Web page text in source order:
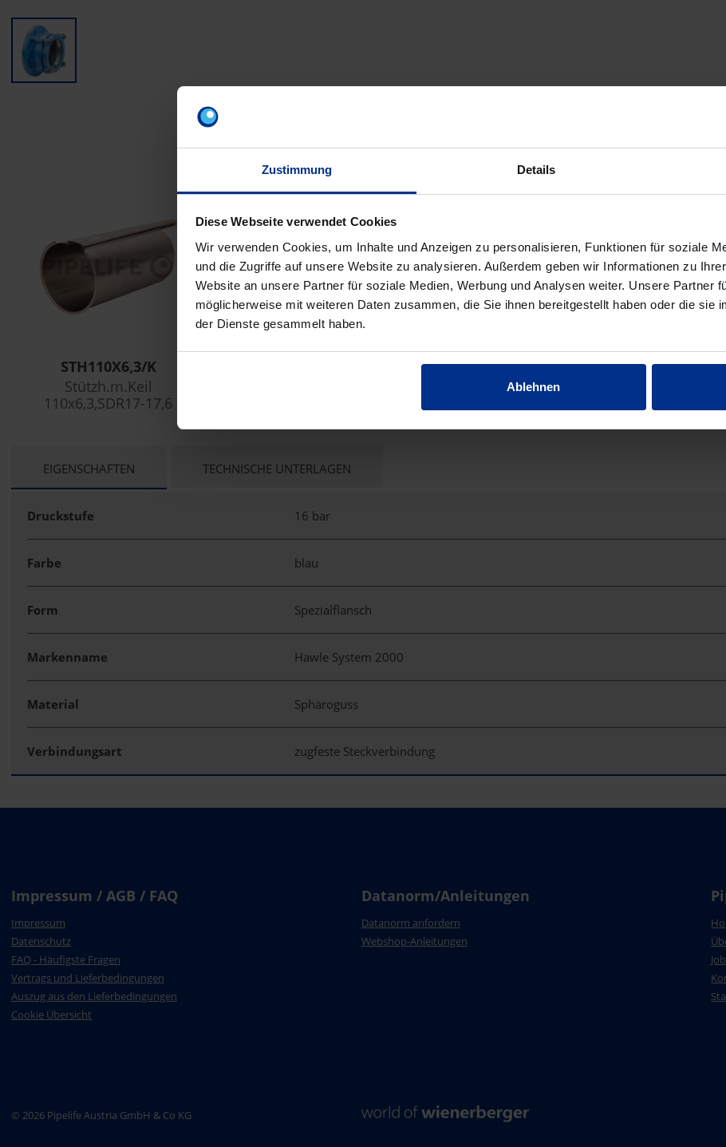
Zustimmung Details
Diese Webseite verwendet Cookies
Wir verwenden Cookies, um Inhalte und Anzeigen zu personalisieren, Funktionen für soziale
und die Zugriffe auf unsere Website zu analysieren. Außerdem geben wir Informationen zu
Website an unsere Partner für soziale Medien, Werbung und Analysen weiter. Unsere Partner
möglicherweise mit weiteren Daten zusammen, die Sie ihnen bereitgestellt haben oder die sie
der Dienste gesammelt haben.
Ablehnen
ZUBEHÖR/WERKZEUG/
STH110X6,3/K
Stützh.m.Keil
110x6,3,SDR17-17,6
CURRENT
EIGENSCHAFTEN TECHNISCHE UNTERLAGEN
Druckstufe 16 bar
Farbe blau
Form Spezialflansch
Markenname Hawle System 2000
Material Sphäroguss
Verbindungsart zugfeste Steckverbindung
Impressum / AGB / FAQ
Impressum
Datenschutz
FAQ - Häufigste Fragen
Vertrags und Lieferbedingungen
Auszug aus den Lieferbedingungen
Cookie Übersicht
Datanorm/Anleitungen
Datanorm anfordern
Webshop-Anleitungen
© 2026 Pipelife Austria GmbH & Co KG